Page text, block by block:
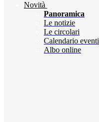
Novità
Panoramica
Le notizie
Le circolari
Calendario eventi
Albo online